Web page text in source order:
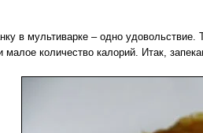
в мультиварке – одно
малое количество калорий. Итак,